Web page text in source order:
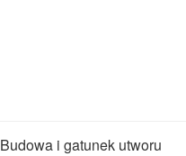
Budowa i gatunek utworu